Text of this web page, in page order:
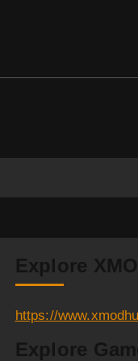
Explore
https://
Explore